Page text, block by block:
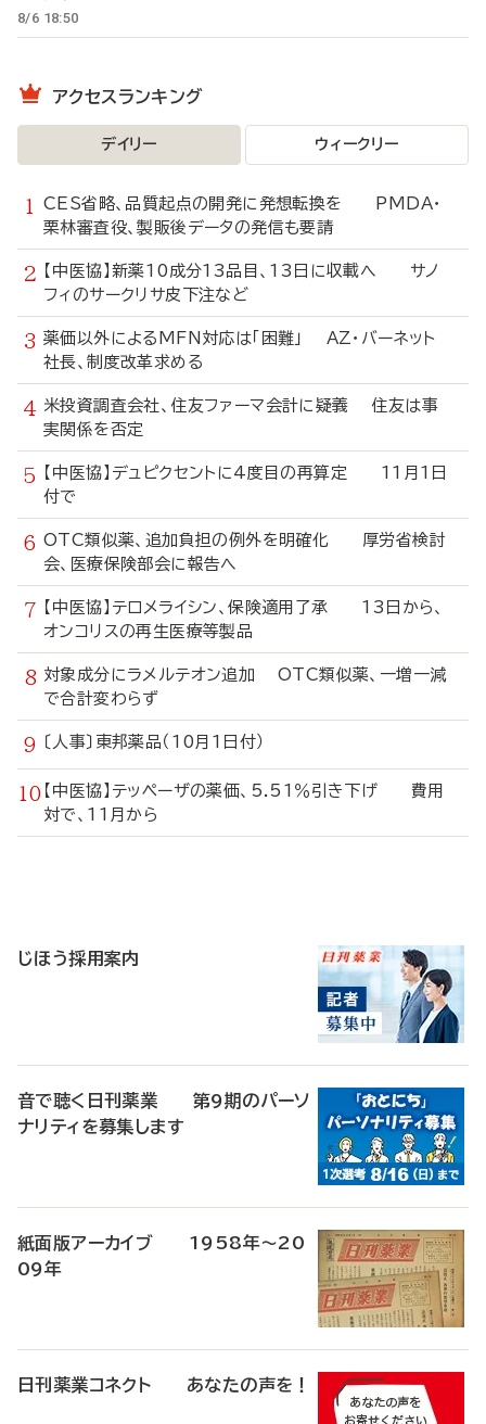
8/6 18:50
アクセスランキング
デイリー ウィークリー
CES省略、品質起点の開発に発想転換を PMDA・
栗林審査役、製販後データの発信も要請
【中医協】新薬10成分13品目、13日に収載へ サノ
フィのサークリサ皮下注など
薬価以外によるMFN対応は「困難」 AZ・バーネット
社長、制度改革求める
米投資調査会社、住友ファーマ会計に疑義 住友は事
実関係を否定
【中医協】デュピクセントに4度目の再算定 11月1日
付で
OTC類似薬、追加負担の例外を明確化 厚労省検討
会、医療保険部会に報告へ
【中医協】テロメライシン、保険適用了承 13日から、
オンコリスの再生医療等製品
対象成分にラメルテオン追加 OTC類似薬、一増一減
で合計変わらず
〔人事〕東邦薬品（10月1日付）
【中医協】テッペーザの薬価、5.51％引き下げ 費用
対で、11月から
じほう採用案内
音で聴く日刊薬業 第9期のパーソ
ナリティを募集します
紙面版アーカイブ 1958年～20
09年
日刊薬業コネクト あなたの声を！